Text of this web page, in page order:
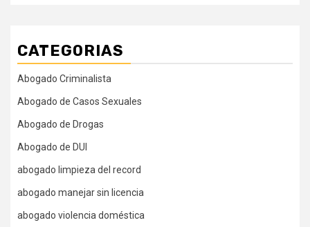
CATEGORIAS
Abogado Criminalista
Abogado de Casos Sexuales
Abogado de Drogas
Abogado de DUI
abogado limpieza del record
abogado manejar sin licencia
abogado violencia doméstica